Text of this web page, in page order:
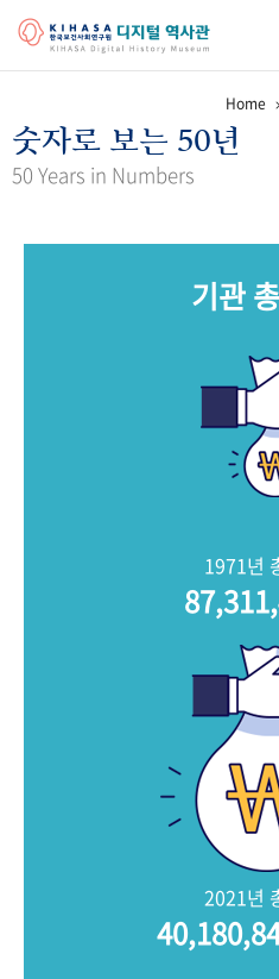
걸어온 길 기관 변천사 역대
키워드로 보는 연구
문서 기록물
Home
숫자로 보는 50년
50 Years in Numbers
기관
1971년
2021년